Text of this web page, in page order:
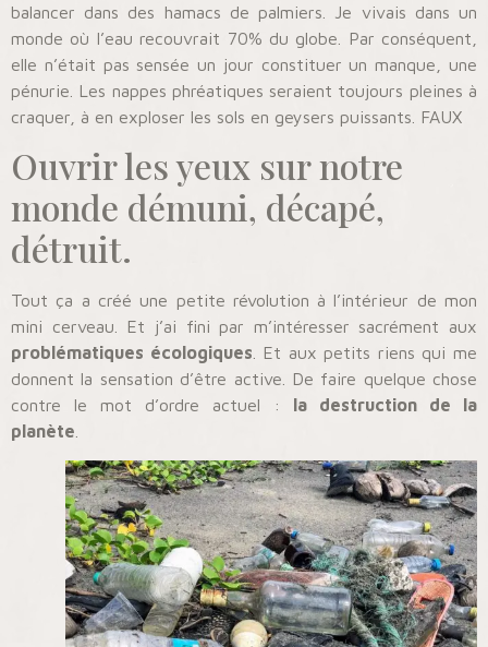
balancer dans des hamacs de palmiers. Je vivais dans un
monde où l’eau recouvrait 70% du globe. Par conséquent,
elle n’était pas sensée un jour constituer un manque, une
pénurie. Les nappes phréatiques seraient toujours pleines à
craquer, à en exploser les sols en geysers puissants. FAUX
Ouvrir les yeux sur notre
monde démuni, décapé,
détruit.
Tout ça a créé une petite révolution à l’intérieur de mon
mini cerveau. Et j’ai fini par m’intéresser sacrément aux
problématiques écologiques . Et aux petits riens qui me
donnent la sensation d’être active. De faire quelque chose
contre le mot d’ordre actuel :
la destruction de la
planète